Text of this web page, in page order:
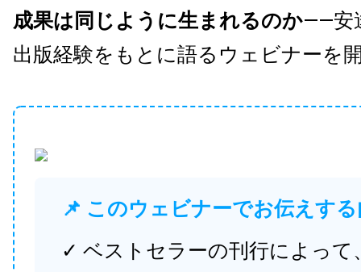
成果は同じように生まれるのか——安
出版経験をもとに語るウェビナーを
📌 このウェビナーでお伝えす
✓ ベストセラーの刊行によって